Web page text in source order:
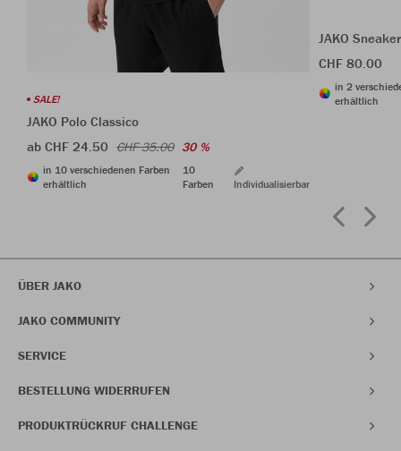
SALE!
JAKO Polo Classico
ab CHF 24.50 CHF 35.00 30 %
in 10 verschiedenen Farben
erhältlich
10
Farben
Individualisierbar
JAKO
CHF 80.00
in 2
erhältlich
ÜBER JAKO
JAKO COMMUNITY
SERVICE
BESTELLUNG WIDERRUFEN
PRODUKTRÜCKRUF CHALLENGE